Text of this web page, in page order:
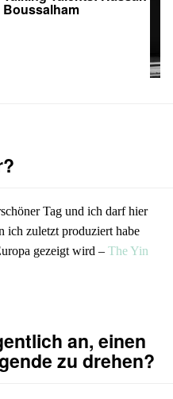
Boussalham
Tag und ich darf hier
ich zuletzt produziert habe
gezeigt wird – The Yin
an, einen
zu drehen?